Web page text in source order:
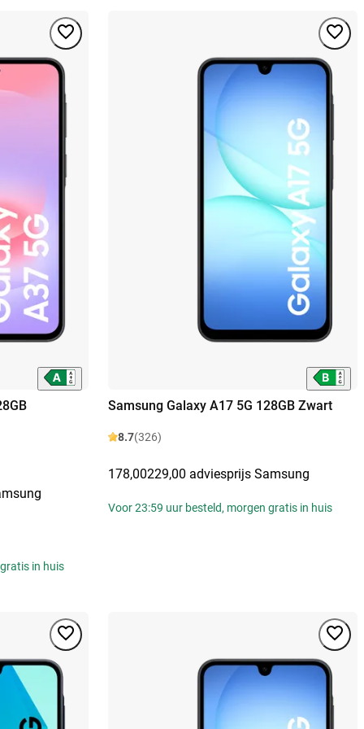
in huis
Samsung Galaxy A17 5G 128GB Zwart
8.7(326)
178,00229,00 adviesprijs Samsung
Voor 23:59 uur besteld, morgen gratis in huis